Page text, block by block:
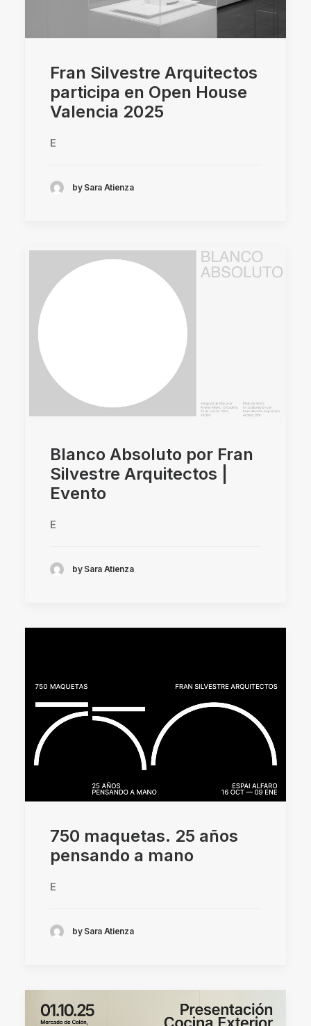
Fran Silvestre Arquitectos
participa en Open House
Valencia 2025
E
by Sara Atienza
Blanco Absoluto por Fran
Silvestre Arquitectos |
Evento
E
by Sara Atienza
750 maquetas. 25 años
pensando a mano
E
by Sara Atienza